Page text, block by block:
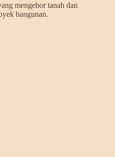
mengebor tanah dan
bangunan.